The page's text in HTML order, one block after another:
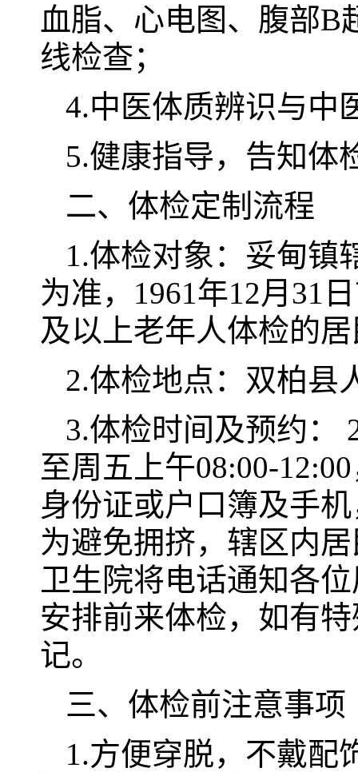
血脂、心电图、腹部B
线检查；
4.中医体质辨识与中
5.健康指导，告知体
二、体检定制流程
1.体检对象：妥甸镇
为准，1961年12月31
及以上老年人体检的
2.体检地点：双柏县
3.体检时间及预约：
至周五上午08:00-
身份证或户口簿及手
为避免拥挤，辖区内
卫生院将电话通知各
安排前来体检，如有
记。
三、体检前注意事项
1.方便穿脱，不戴配